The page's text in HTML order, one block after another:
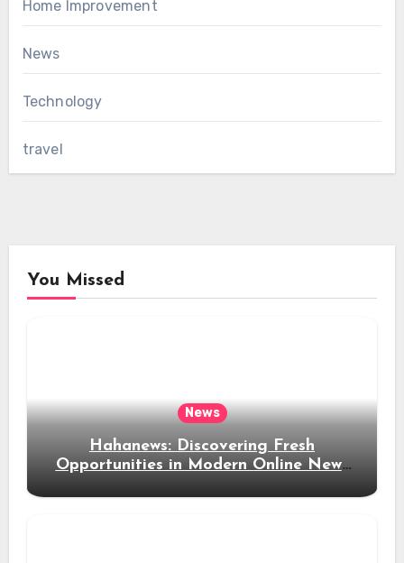
Home Improvement
News
Technology
travel
You Missed
News
Hahanews: Discovering Fresh
Opportunities in Modern Online News